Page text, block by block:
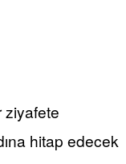
ziyafete
hitap edecek